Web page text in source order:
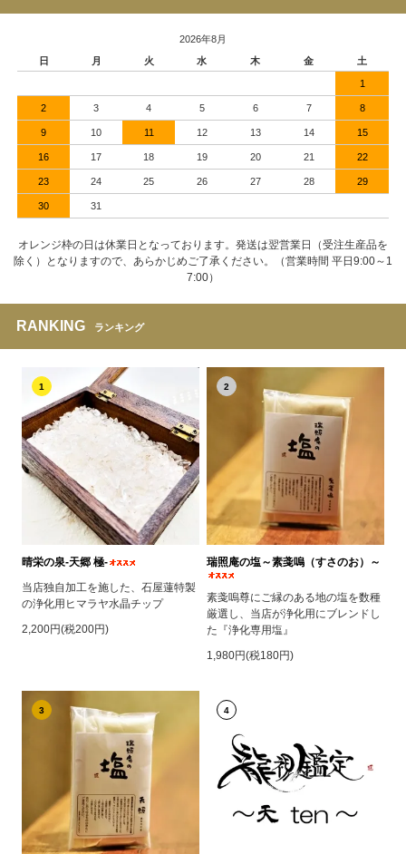
2026年8月
日
月 火 水 木 金 土
1
2 3 4 5 6 7 8
9 10 11 12 13 14 15
16 17 18 19 20 21 22
23 24 25 26 27 28 29
30 31
オレンジ枠の日は休業日となっております。発送は翌営業日（受注生産品を
除く）となりますので、あらかじめご了承ください。（営業時間 平日9:00～1
7:00）
RANKING ランキング
1
晴栄の泉‐天郷 極‐
当店独自加工を施した、石屋蓮特製
の浄化用ヒマラヤ水晶チップ
2,200円(税200円)
2
瑞照庵の塩～素戔嗚（すさのお）～
素戔嗚尊にご縁のある地の塩を数種
厳選し、当店が浄化用にブレンドし
た『浄化専用塩』
1,980円(税180円)
3 4